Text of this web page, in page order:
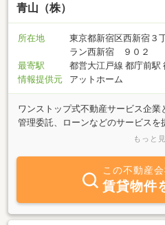
青山（株）
所在地
東京都新宿区西新宿３
ラン西新宿 ９０２
最寄駅
都営大江戸線 都庁前駅
情報提供元
アットホーム
ワンストップ式不動産サービス企業
管理委託、ローンなどのサービス
全国をカバーしており、専門の不動
います。中国語堪能なスタッフも在
もっと
この不動産
賃貸物件